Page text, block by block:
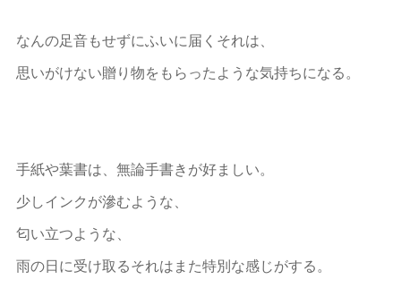
なんの足音もせずにふいに届くそれは、
思いがけない贈り物をもらったような気持ちになる。
手紙や葉書は、無論手書きが好ましい。
少しインクが滲むような、
匂い立つような、
雨の日に受け取るそれはまた特別な感じがする。